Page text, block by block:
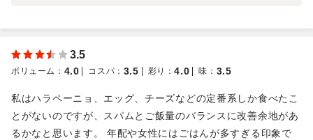
3.5
ボリューム ： 4.0 コスパ ： 3.5 彩り ：4.0 味 ： 3.5
私はハラペーニョ、エッグ、チーズなどの定番系しか食べたこ
とがないのですが、スパムとご飯量のバランスに改善余地があ
るかなと思います。 年配や女性にはごはんが多すぎる印象で